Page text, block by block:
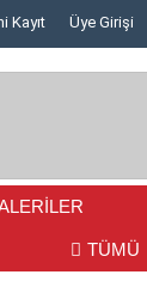
Giriyor...
Kayıt Üye Girişi
TÜMÜ